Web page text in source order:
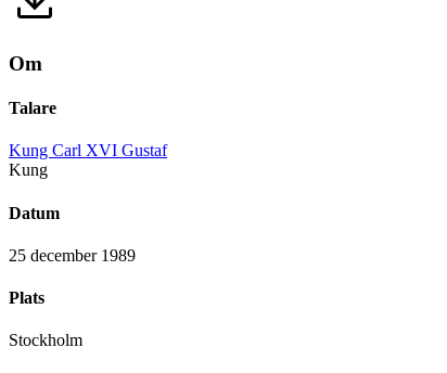
Om
Talare
Kung Carl XVI Gustaf
Kung
Datum
25 december 1989
Plats
Stockholm